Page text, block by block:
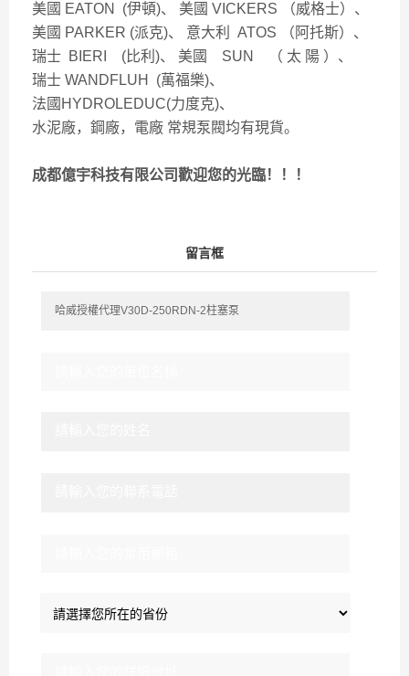
美國 EATON (伊頓)、 美國 VICKERS （威格士）、
美國 PARKER (派克)、 意大利 ATOS （阿托斯）、
瑞士 BIERI (比利)、 美國 SUN （ 太 陽 ）、
瑞士 WANDFLUH (萬福樂)、
法國HYDROLEDUC(力度克)、
水泥廠，鋼廠，電廠 常規泵閥均有現貨。
成都億宇科技有限公司歡迎您的光臨！！！
留言框